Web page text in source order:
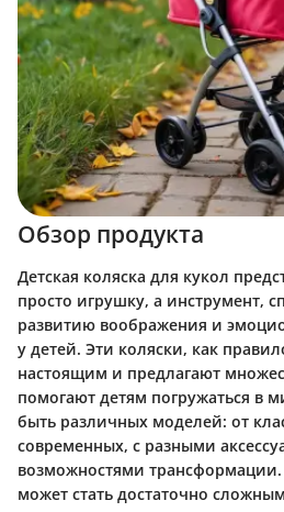
Обзор продукта
Детская коляска для кукол
просто игрушку, а инструмент,
развитию воображения и
у детей. Эти коляски, как
настоящим и предлагают
помогают детям погружаться в
быть различных моделей: от
современных, с разными
возможностями
может стать достаточно